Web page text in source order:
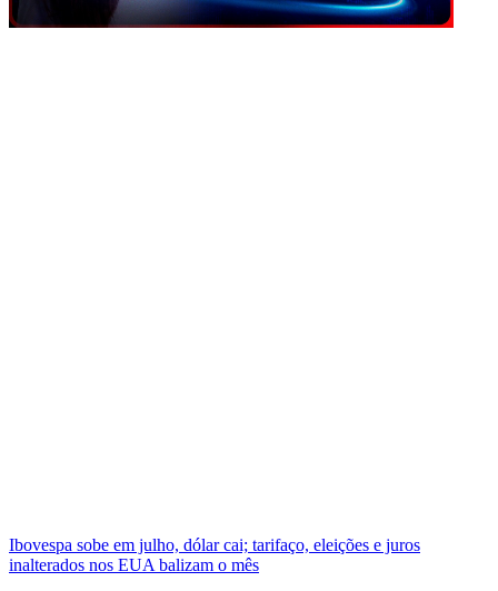
Ibovespa sobe em julho, dólar cai; tarifaço, eleições e juros
inalterados nos EUA balizam o mês